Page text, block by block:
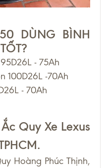
DÙNG BÌNH
- 75Ah
100D26L -70Ah
- 70Ah
Quy Xe Lexus
Hoàng Phúc Thịnh,